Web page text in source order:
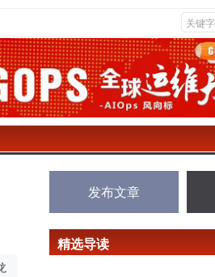
发布文章
精选导读